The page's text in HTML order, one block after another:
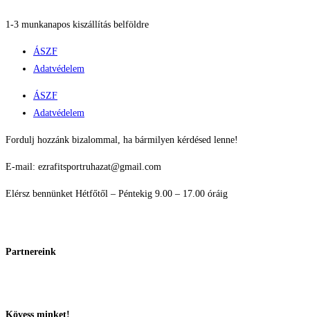
1-3 munkanapos kiszállítás belföldre
ÁSZF
Adatvédelem
ÁSZF
Adatvédelem
Fordulj hozzánk bizalommal, ha bármilyen kérdésed lenne!
E-mail: ezrafitsportruhazat@gmail.com
Elérsz bennünket Hétfőtől – Péntekig 9.00 – 17.00 óráig
Partnereink
Kövess minket!